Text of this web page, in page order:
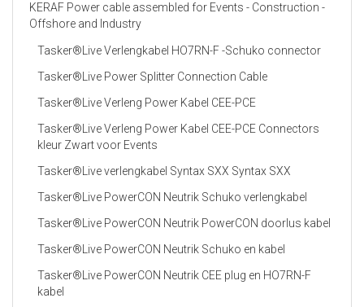
KERAF Power cable assembled for Events - Construction -
Offshore and Industry
Tasker®Live Verlengkabel HO7RN-F -Schuko connector
Tasker®Live Power Splitter Connection Cable
Tasker®Live Verleng Power Kabel CEE-PCE
Tasker®Live Verleng Power Kabel CEE-PCE Connectors
kleur Zwart voor Events
Tasker®Live verlengkabel Syntax SXX Syntax SXX
Tasker®Live PowerCON Neutrik Schuko verlengkabel
Tasker®Live PowerCON Neutrik PowerCON doorlus kabel
Tasker®Live PowerCON Neutrik Schuko en kabel
Tasker®Live PowerCON Neutrik CEE plug en HO7RN-F
kabel